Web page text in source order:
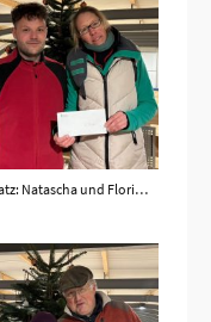
2. Platz: Natascha und Florian